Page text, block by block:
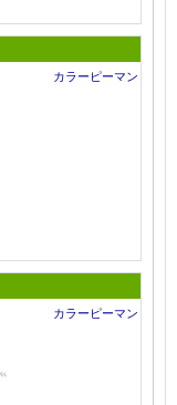
カラーピーマン
カラーピーマン